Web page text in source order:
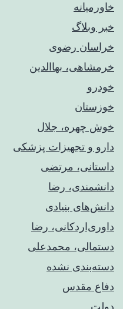
خاورمیانه
خبر وبلاگ
خراسان رضوی
خرمشاهی، بهاالدین
خودرو
خوزستان
خوش چهره، جلال
دارو و تجهیزات پزشکی
داستانی، مرتضی
دانشمندی، رضا
دانش‌های بنیادی
داوری‌اردکانی، رضا
دستمالی، محمدعلی
دسته‌بندی نشده
دفاع مقدس
دولت